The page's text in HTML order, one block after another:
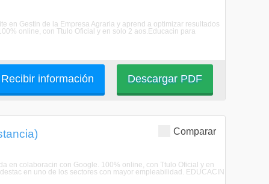
en Gestin de la Empresa Agraria y aprend a optimizar resultados
online, con Ttulo Oficial y en solo 2 aos.Educacin para
Descargar PDF
Recibir información
Comparar
en colaboracin con Google. 100% online, con Ttulo Oficial y en
en uno de los sectores con mayor empleabilidad. EDUCACIN